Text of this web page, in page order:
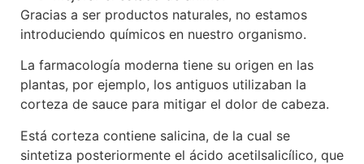
Gracias a ser productos naturales, no estamos
introduciendo químicos en nuestro organismo.
La farmacología moderna tiene su origen en las
plantas, por ejemplo, los antiguos utilizaban la
corteza de sauce para mitigar el dolor de cabeza.
Está corteza contiene salicina, de la cual se
sintetiza posteriormente el ácido acetilsalicílico, que